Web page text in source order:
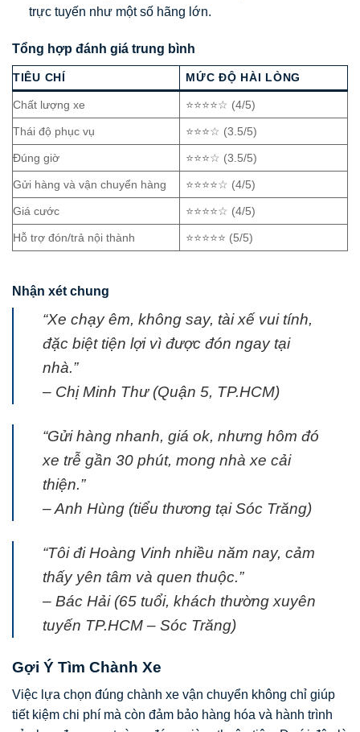
trực tuyến như một số hãng lớn.
Tổng hợp đánh giá trung bình
TIÊU CHÍ MỨC ĐỘ HÀI LÒNG
Chất lượng xe ⭐⭐⭐⭐☆ (4/5)
Thái độ phục vụ ⭐⭐⭐☆ (3.5/5)
Đúng giờ ⭐⭐⭐☆ (3.5/5)
Gửi hàng và vận chuyển hàng ⭐⭐⭐⭐☆ (4/5)
Giá cước ⭐⭐⭐⭐☆ (4/5)
Hỗ trợ đón/trả nội thành ⭐⭐⭐⭐⭐ (5/5)
Nhận xét chung
“Xe chạy êm, không say, tài xế vui tính,
đặc biệt tiện lợi vì được đón ngay tại
nhà.”
– Chị Minh Thư (Quận 5, TP.HCM)
“Gửi hàng nhanh, giá ok, nhưng hôm đó
xe trễ gần 30 phút, mong nhà xe cải
thiện.”
– Anh Hùng (tiểu thương tại Sóc Trăng)
“Tôi đi Hoàng Vinh nhiều năm nay, cảm
thấy yên tâm và quen thuộc.”
– Bác Hải (65 tuổi, khách thường xuyên
tuyến TP.HCM – Sóc Trăng)
Gợi Ý Tìm Chành Xe
Việc lựa chọn đúng chành xe vận chuyển không chỉ giúp
tiết kiệm chi phí mà còn đảm bảo hàng hóa và hành trình